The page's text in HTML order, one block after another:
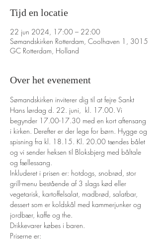
Tijd en locatie
22 jun 2024, 17:00 – 22:00
Sømandskirken Rotterdam, Coolhaven 1, 3015
GC Rotterdam, Holland
Over het evenement
Sømandskirken inviterer dig til at fejre Sankt
Hans lørdag d. 22. juni,  kl. 17.00. Vi
begynder 17.00-17.30 med en kort aftensang
i kirken. Derefter er der lege for børn. Hygge og
spisning fra kl. 18.15. Kl. 20.00 tændes bålet
og vi sender heksen til Bloksbjerg med båltale
og fællessang.
Inkluderet i prisen er: hotdogs, snobrød, stor
grill-menu bestående af 3 slags kød eller
vegetarisk, kartoffelsalat, madbrød, salatbar,
dessert som er koldskål med kammerjunker og
jordbær, kaffe og the.
Drikkevarer købes i baren.
Priserne er: